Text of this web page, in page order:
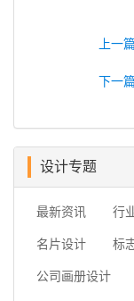
上一
下一
设计专题
最新资讯 行
名片设计 标
公司画册设计